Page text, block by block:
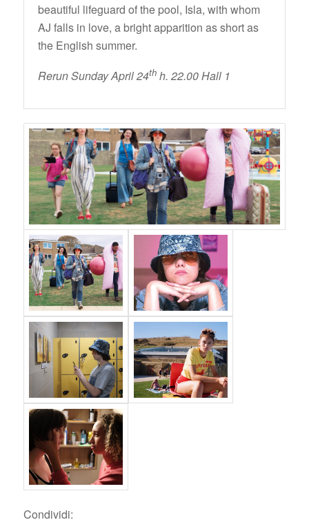
beautiful lifeguard of the pool, Isla, with whom
AJ falls in love, a bright apparition as short as
the English summer.
Rerun Sunday April 24thh. 22.00 Hall 1
Condividi: